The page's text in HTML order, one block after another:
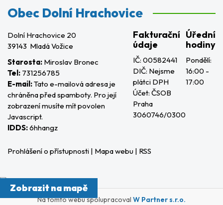
Obec Dolní Hrachovice
Dolní Hrachovice 20
39143 Mladá Vožice
Starosta: Miroslav Bronec
Tel: 731256785
E-mail:Tato e-mailová adresa je
chráněna před spamboty. Pro její
zobrazení musíte mít povolen
Javascript.
IDDS:6hhangz
Fakturační
údaje
IČ: 00582441
DIČ: Nejsme
plátci DPH
Účet: ČSOB
Praha
3060746/0300
Úřední
hodiny
Pondělí:
16:00 -
17:00
Prohlášení o přístupnosti | Mapa webu | RSS
Zobrazit na mapě
Na tomto webu spolupracoval W Partner s.r.o.